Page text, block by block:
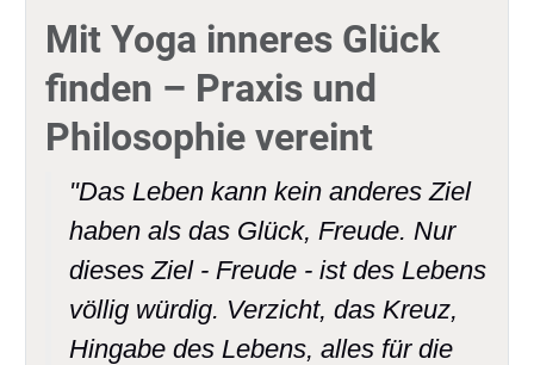
Mit Yoga inneres Glück
finden – Praxis und
Philosophie vereint
"Das Leben kann kein anderes Ziel
haben als das Glück, Freude. Nur
dieses Ziel - Freude - ist des Lebens
völlig würdig. Verzicht, das Kreuz,
Hingabe des Lebens, alles für die